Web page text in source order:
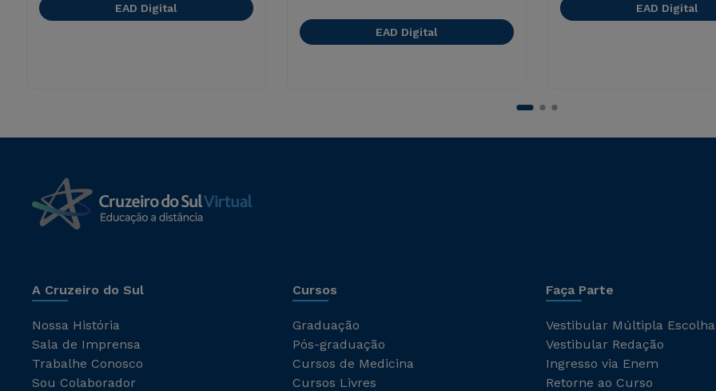
EAD Digital
EAD Digital
EAD Digital
A Cruzeiro do Sul
Nossa História
Sala de Imprensa
Trabalhe Conosco
Sou Colaborador
Cursos
Graduação
Pós-graduação
Cursos de Medicina
Cursos Livres
Faça Parte
Vestibular Múltipla Escolha
Vestibular Redação
Ingresso via Enem
Retorne ao Curso